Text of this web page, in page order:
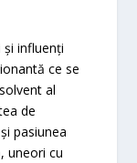
și influenți
ce se
al
de
pasiunea
uneori cu